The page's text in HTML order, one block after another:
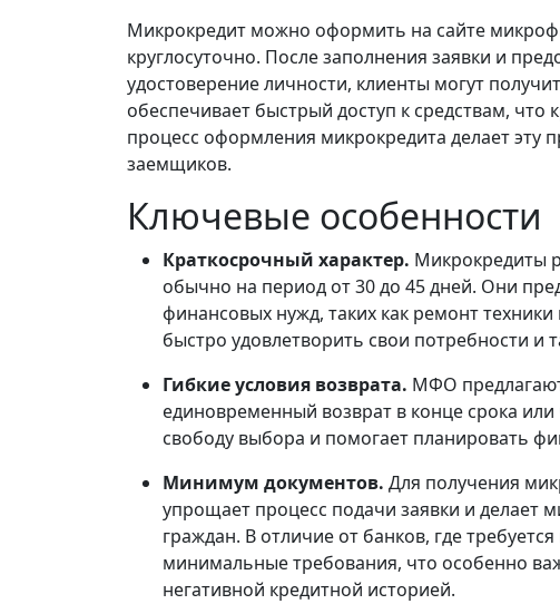
Микрокредит можно оформить на сайте
круглосуточно. После заполнения заявки и
удостоверение личности, клиенты могут
обеспечивает быстрый доступ к средствам,
процесс оформления микрокредита делает эту
заемщиков.
Ключевые особенности
Краткосрочный характер. Микрокредиты
обычно на период от 30 до 45 дней. Они
финансовых нужд, таких как ремонт
быстро удовлетворить свои потребности и
Гибкие условия возврата. МФО
единовременный возврат в конце срока
свободу выбора и помогает планировать
Минимум документов. Для получения
упрощает процесс подачи заявки и делает
граждан. В отличие от банков, где
минимальные требования, что особенно
негативной кредитной историей.